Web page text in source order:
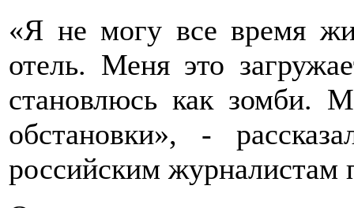
«Я не могу все время
отель. Меня это
становлюсь как зомби.
обстановки», -
российским журналистам